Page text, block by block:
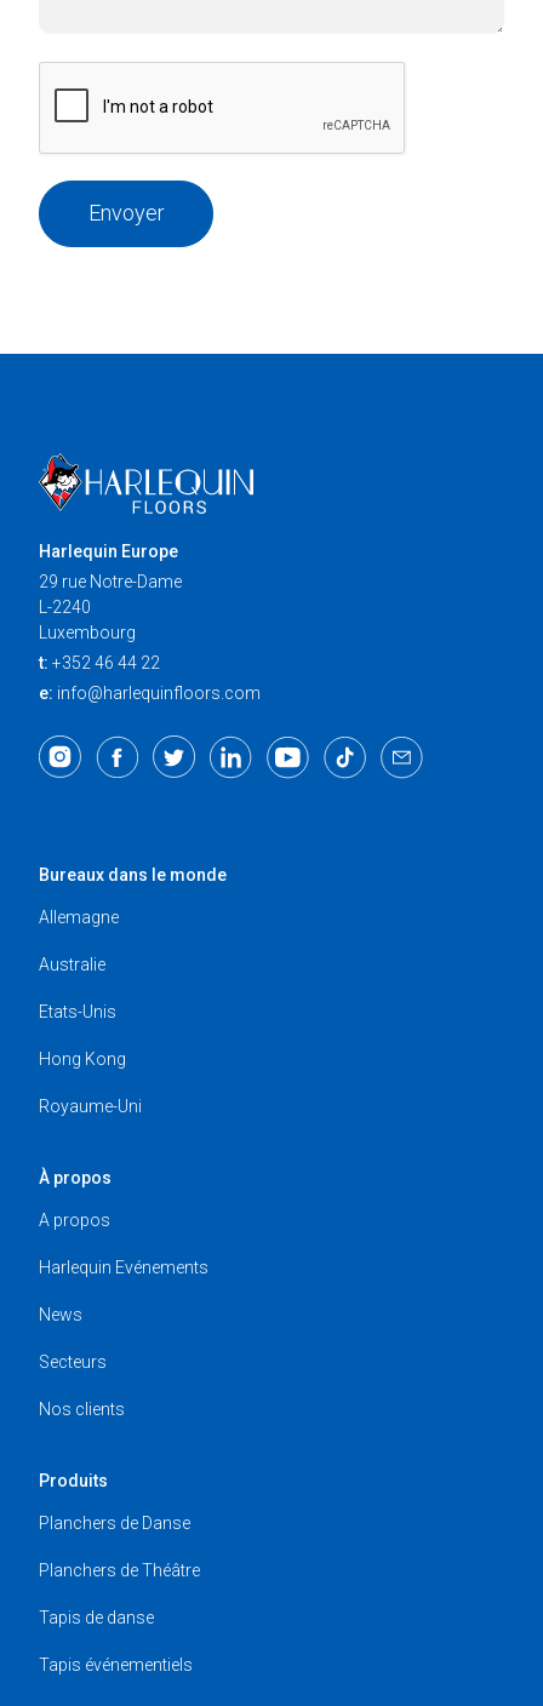
Envoyer
Harlequin Europe
29 rue Notre-Dame
L-2240
Luxembourg
t: +352 46 44 22
e: info@harlequinfloors.com
Bureaux dans le monde
Allemagne
Australie
Etats-Unis
Hong Kong
Royaume-Uni
À propos
A propos
Harlequin Evénements
News
Secteurs
Nos clients
Produits
Planchers de Danse
Planchers de Théâtre
Tapis de danse
Tapis événementiels